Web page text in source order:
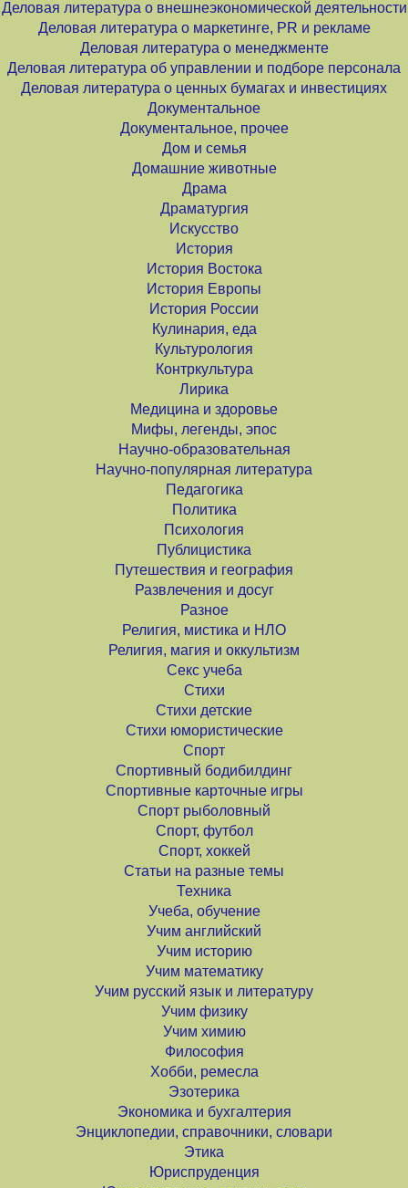
Деловая литература о внешнеэкономической деятельности
Деловая литература о маркетинге, PR и рекламе
Деловая литература о менеджменте
Деловая литература об управлении и подборе персонала
Деловая литература о ценных бумагах и инвестициях
Документальное
Документальное, прочее
Дом и семья
Домашние животные
Драма
Драматургия
Искусство
История
История Востока
История Европы
История России
Кулинария, еда
Культурология
Контркультура
Лирика
Медицина и здоровье
Мифы, легенды, эпос
Научно-образовательная
Научно-популярная литература
Педагогика
Политика
Психология
Публицистика
Путешествия и география
Развлечения и досуг
Разное
Религия, мистика и НЛО
Религия, магия и оккультизм
Секс учеба
Стихи
Стихи детские
Стихи юмористические
Спорт
Спортивный бодибилдинг
Спортивные карточные игры
Спорт рыболовный
Спорт, футбол
Спорт, хоккей
Статьи на разные темы
Техника
Учеба, обучение
Учим английский
Учим историю
Учим математику
Учим русский язык и литературу
Учим физику
Учим химию
Философия
Хобби, ремесла
Эзотерика
Экономика и бухгалтерия
Энциклопедии, справочники, словари
Этика
Юриспруденция